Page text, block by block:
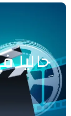
حاليا